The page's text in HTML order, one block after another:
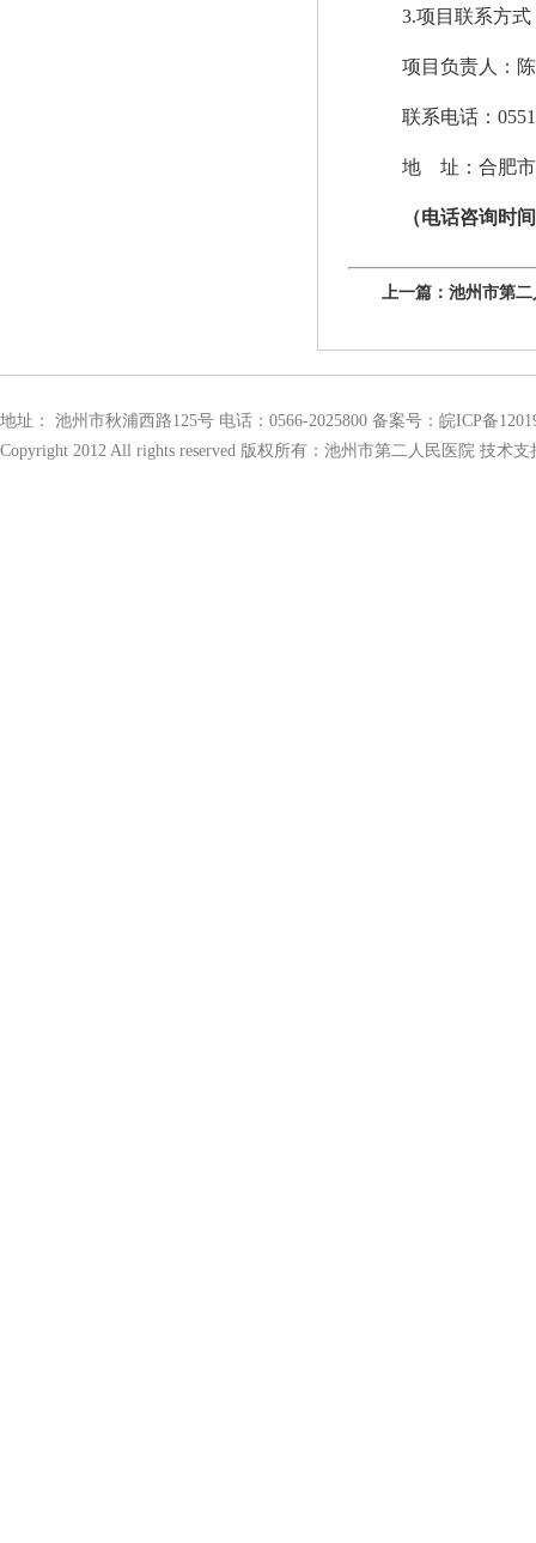
3.项目联系方式
项目负责人：
联系电话：
地 址：合肥
（电话咨询时
上一篇： 池州市第
地址： 池州市秋浦西路125号 电话：0566-2025800 备案号： 皖ICP备
Copyright 2012 All rights reserved 版权所有：池州市第二人民医院 技术